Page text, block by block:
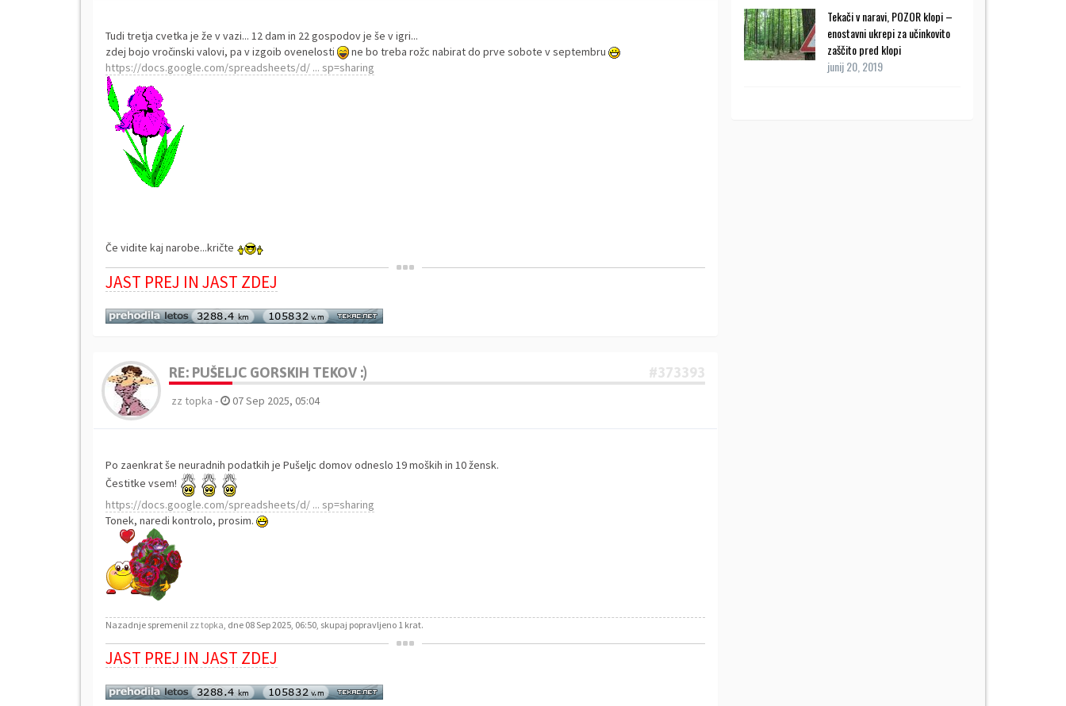
Tekači v naravi, POZOR klopi –
enostavni ukrepi za učinkovito
zaščito pred klopi
junij 20, 2019
Tudi tretja cvetka je že v vazi... 12 dam in 22 gospodov je še v igri...
zdej bojo vročinski valovi, pa v izgoib ovenelosti
ne bo treba rožc nabirat do prve sobote v septembru
https://docs.google.com/spreadsheets/d/ ... sp=sharing
Če vidite kaj narobe...kričte
JAST PREJ IN JAST ZDEJ
RE: PUŠELJC GORSKIH TEKOV :) #373393
zz topka - 07 Sep 2025, 05:04
Po zaenkrat še neuradnih podatkih je Pušeljc domov odneslo 19 moških in 10 žensk.
Čestitke vsem!
https://docs.google.com/spreadsheets/d/ ... sp=sharing
Tonek, naredi kontrolo, prosim.
Nazadnje spremenil zz topka, dne 08 Sep 2025, 06:50, skupaj popravljeno 1 krat.
JAST PREJ IN JAST ZDEJ